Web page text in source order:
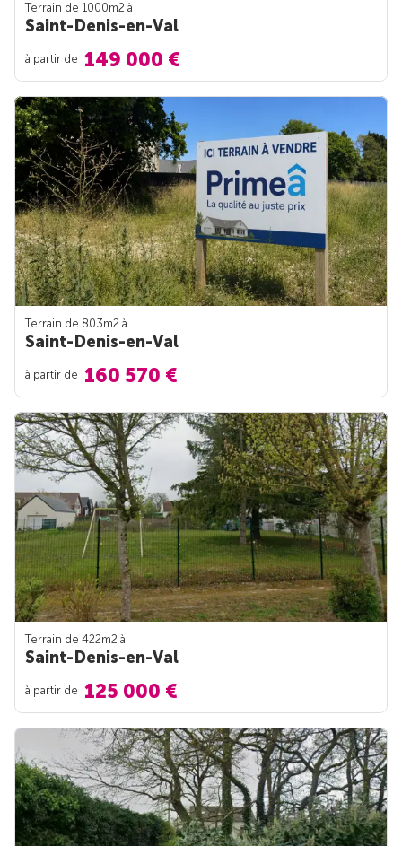
Terrain de 1000m2 à
Saint-Denis-en-Val
à partir de 149 000 €
Terrain de 803m2 à
Saint-Denis-en-Val
à partir de 160 570 €
Terrain de 422m2 à
Saint-Denis-en-Val
à partir de 125 000 €